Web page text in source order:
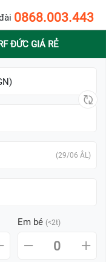
0868.003.443
ĐỨC GIÁ RẺ
(29/06 ÂL)
Em bé (<2t)
0